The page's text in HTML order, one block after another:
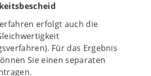
erfolgt auch die
Für das Ergebnis
Sie einen separaten